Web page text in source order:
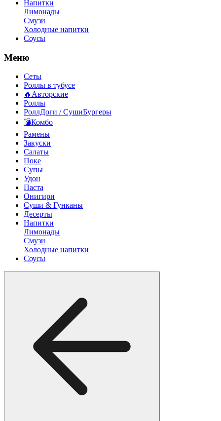
Напитки
Лимонады
Смузи
Холодные напитки
Соусы
Меню
Сеты
Роллы в тубусе
🔥Авторские
Роллы
РоллДоги / СушиБургеры
💣Комбо
Рамены
Закуски
Салаты
Поке
Супы
Удон
Паста
Онигири
Суши & Гунканы
Десерты
Напитки
Лимонады
Смузи
Холодные напитки
Соусы